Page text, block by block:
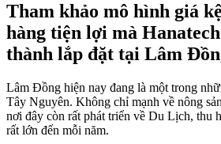
Tham khảo mô hình giá
hàng tiện lợi mà
thành lắp đặt tại Lâm
Lâm Đồng hiện nay đang là một trong
Tây Nguyên. Không chỉ mạnh về nông
nơi đây còn rất phát triển về Du Lịch, thu
rất lớn đến mỗi năm.